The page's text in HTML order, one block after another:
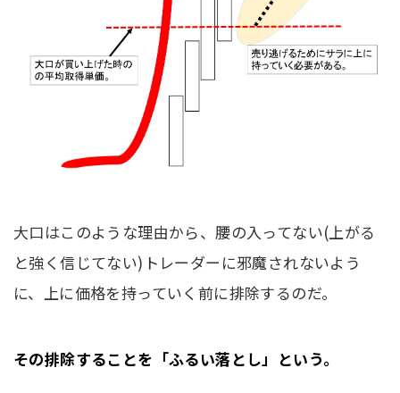
大口はこのような理由から、腰の入ってない(上がる
と強く信じてない)トレーダーに邪魔されないよう
に、上に価格を持っていく前に排除するのだ。
その排除することを「ふるい落とし」という。